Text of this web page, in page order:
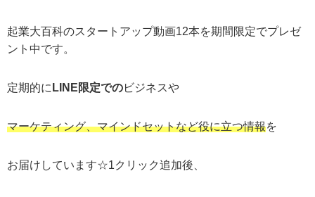
起業大百科のスタートアップ動画12本を期間限定でプレゼ
ント中です。
定期的に LINE限定でのビジネスや
マーケティング、マインドセットなど役に立つ情報を
お届けしています☆1クリック追加後、